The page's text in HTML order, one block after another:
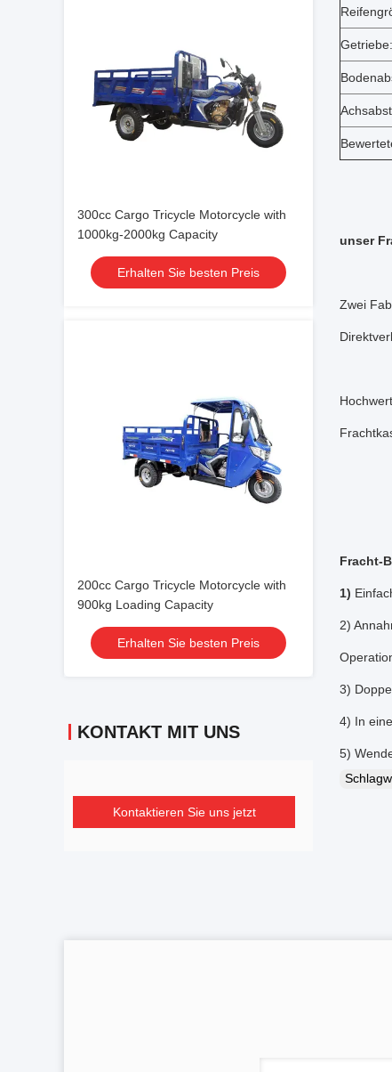
300cc Cargo Tricycle Motorcycle with
1000kg-2000kg Capacity
Erhalten Sie besten Preis
200cc Cargo Tricycle Motorcycle with
900kg Loading Capacity
Erhalten Sie besten Preis
KONTAKT MIT UNS
Kontaktieren Sie uns jetzt
unser
Zwei
Fracht-
1)
2)
3)
4) In
5)